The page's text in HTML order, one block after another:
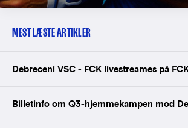
MEST LÆSTE ARTIKLER
Debreceni VSC - FCK livestreames på
Billetinfo om Q3-hjemmekampen mod